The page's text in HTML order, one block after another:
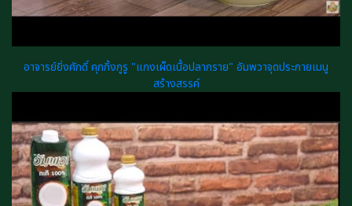
อาจารย์ยิ่งศักดิ์ คุกกิ้งกูรู "แกงเผ็ดเนื้อปลากราย" อัมพวาจุดประกายเมนู
สร้างสรรค์